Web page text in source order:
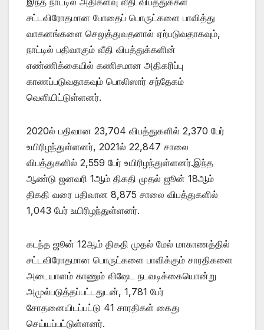
சட்டவிரோதமான போதைப் பொருட்களை பாவித்து
வாகனங்களை செலுத்துவதனால் ஏற்படுவதாகவும்,
நாட்டில் பதிவாகும் வீதி விபத்துக்களின்
எண்ணிக்கையில் கணிசமான அதிகரிப்பு
காணப்படுவதாகவும் பொலிஸார் சந்தேகம்
வெளியிட்டுள்ளனர்.
2020ல் பதிவான 23,704 விபத்துகளில் 2,370 பேர்
உயிரிழந்துள்ளனர், 2021ல் 22,847 சாலை
விபத்துகளில் 2,559 பேர் உயிரிழந்துள்ளனர்.இந்த
ஆண்டு ஜனவரி 1ஆம் திகதி முதல் ஜூன் 18ஆம்
திகதி வரை பதிவான 8,875 சாலை விபத்துகளில்
1,043 பேர் உயிரிழந்துள்ளனர்.
கடந்த ஜூன் 12ஆம் திகதி முதல் மேல் மாகாணத்தில்
சட்டவிரோதமான பொருட்களை பாவிக்கும் சாரதிகளை
அடையாளம் காணும் விஷேட நடவடிக்கையொன்று
அமுல்படுத்தப்பட்டதுடன், 1,781 பேர்
சோதனையிடப்பட்டு 41 சாரதிகள் கைது
செய்யப்பட்டுள்ளனர்.